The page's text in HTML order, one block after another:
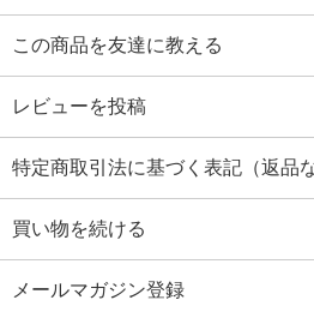
この商品を友達に教える
レビューを投稿
特定商取引法に基づく表記（返品な
買い物を続ける
メールマガジン登録